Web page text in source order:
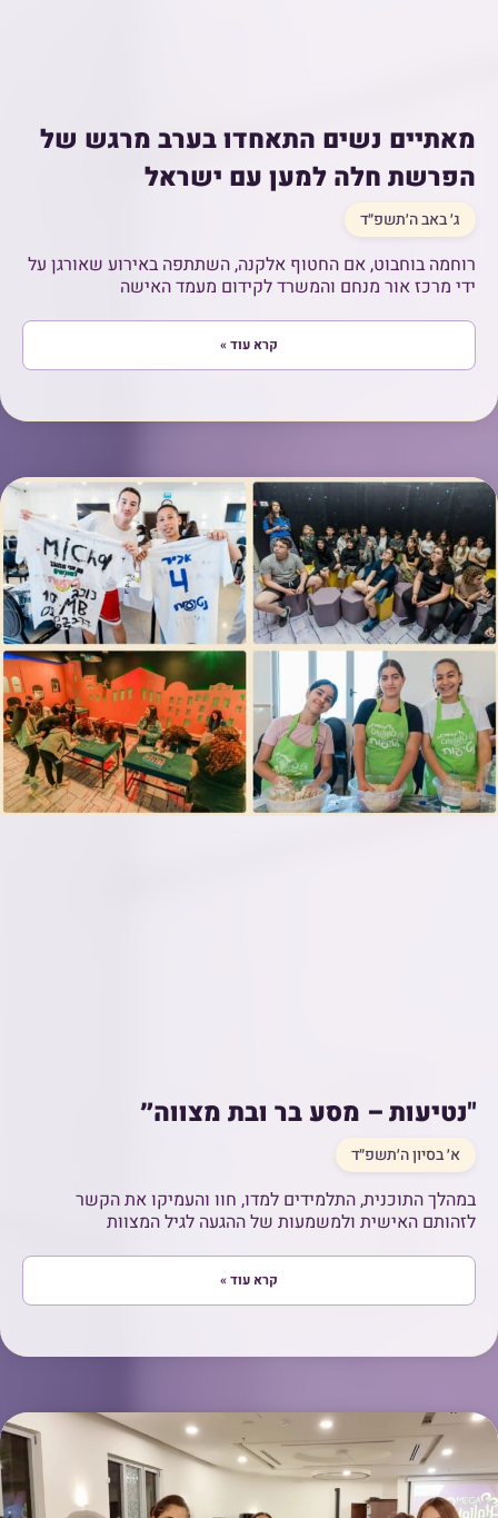
מאתיים נשים התאחדו בערב מרגש של
הפרשת חלה למען עם ישראל
ג׳ באב ה׳תשפ״ד
רוחמה בוחבוט, אם החטוף אלקנה, השתתפה באירוע שאורגן על
ידי מרכז אור מנחם והמשרד לקידום מעמד האישה
קרא עוד »
"נטיעות – מסע בר ובת מצווה״
א׳ בסיון ה׳תשפ״ד
במהלך התוכנית, התלמידים למדו, חוו והעמיקו את הקשר
לזהותם האישית ולמשמעות של ההגעה לגיל המצוות
קרא עוד »